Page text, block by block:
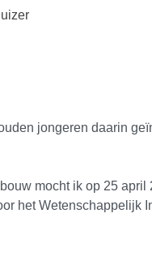
jongeren daarin
mocht ik op 25 april
het Wetenschappelijk